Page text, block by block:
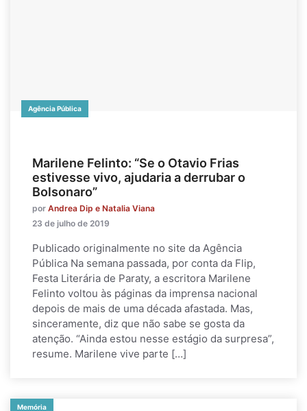
Agência Pública
Marilene Felinto: “Se o Otavio Frias
estivesse vivo, ajudaria a derrubar o
Bolsonaro”
por Andrea Dip e Natalia Viana
23 de julho de 2019
Publicado originalmente no site da Agência
Pública Na semana passada, por conta da Flip,
Festa Literária de Paraty, a escritora Marilene
Felinto voltou às páginas da imprensa nacional
depois de mais de uma década afastada. Mas,
sinceramente, diz que não sabe se gosta da
atenção. “Ainda estou nesse estágio da surpresa”,
resume. Marilene vive parte […]
Memória